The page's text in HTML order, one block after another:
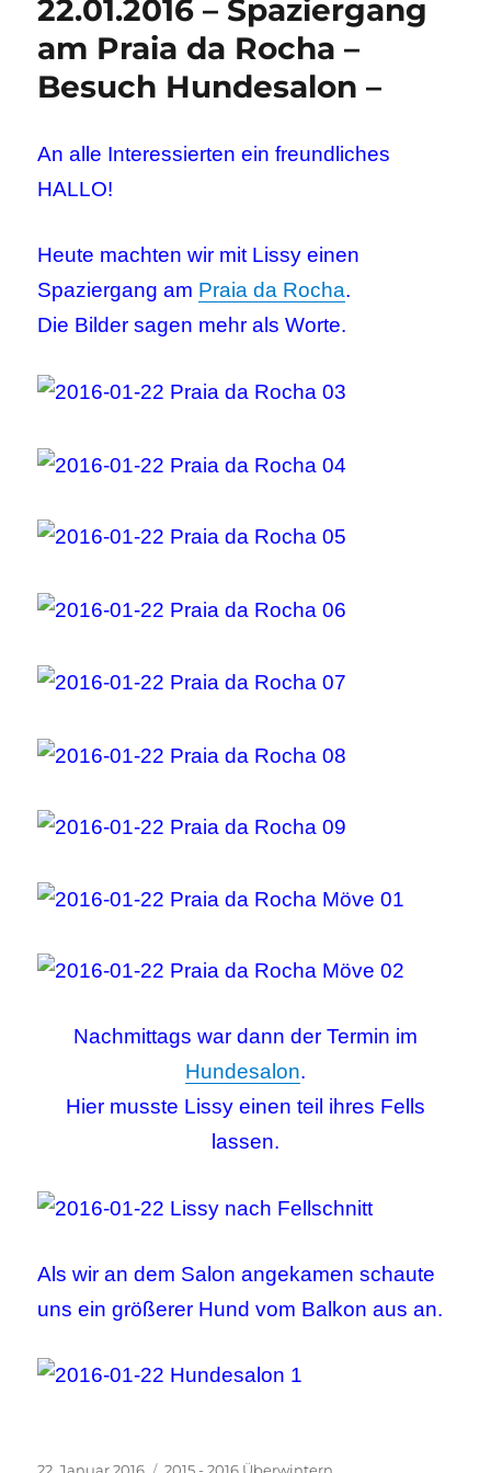
22.01.2016 – Spaziergang
am Praia da Rocha –
Besuch Hundesalon –
An alle Interessierten ein freundliches
HALLO!
Heute machten wir mit Lissy einen
Spaziergang am Praia da Rocha.
Die Bilder sagen mehr als Worte.
Nachmittags war dann der Termin im
Hundesalon.
Hier musste Lissy einen teil ihres Fells
lassen.
Als wir an dem Salon angekamen schaute
uns ein größerer Hund vom Balkon aus an.
Veröffentlicht
Kategorien